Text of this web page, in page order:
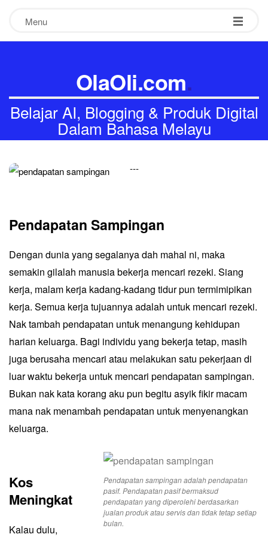
Menu
OlaOli.com.
Belajar AI, Blogging & Produk Digital
Dalam Bahasa Melayu
---
Pendapatan Sampingan
Dengan dunia yang segalanya dah mahal ni, maka
semakin gilalah manusia bekerja mencari rezeki. Siang
kerja, malam kerja kadang-kadang tidur pun termimipikan
kerja. Semua kerja tujuannya adalah untuk mencari rezeki.
Nak tambah pendapatan untuk menangung kehidupan
harian keluarga. Bagi individu yang bekerja tetap, masih
juga berusaha mencari atau melakukan satu pekerjaan di
luar waktu bekerja untuk mencari pendapatan sampingan.
Bukan nak kata korang aku pun begitu asyik fikir macam
mana nak menambah pendapatan untuk menyenangkan
keluarga.
Pendapatan sampingan adalah pendapatan
pasif. Pendapatan pasif bermaksud
pendapatan yang diperolehi berdasarkan
jualan produk atau servis dan tidak tetap setiap
bulan.
Kos
Meningkat
Kalau dulu,